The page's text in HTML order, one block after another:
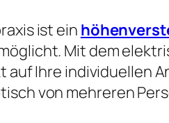
ist ein
Mit dem
auf Ihre individuellen
von mehreren